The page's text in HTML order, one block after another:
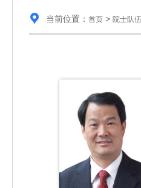
当前位置： 首页> 院士队伍